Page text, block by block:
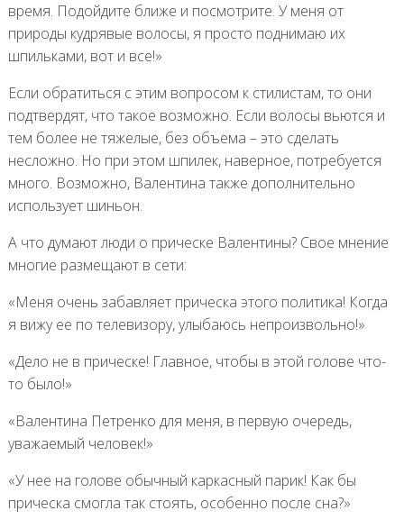
время. Подойдите ближе и посмотрите. У меня от
природы кудрявые волосы, я просто поднимаю их
шпильками, вот и все!»
Если обратиться с этим вопросом к стилистам, то они
подтвердят, что такое возможно. Если волосы вьются и
тем более не тяжелые, без объема – это сделать
несложно. Но при этом шпилек, наверное, потребуется
много. Возможно, Валентина также дополнительно
использует шиньон.
А что думают люди о прическе Валентины? Свое мнение
многие размещают в сети:
«Меня очень забавляет прическа этого политика! Когда
я вижу ее по телевизору, улыбаюсь непроизвольно!»
«Дело не в прическе! Главное, чтобы в этой голове что-
то было!»
«Валентина Петренко для меня, в первую очередь,
уважаемый человек!»
«У нее на голове обычный каркасный парик! Как бы
прическа смогла так стоять, особенно после сна?»